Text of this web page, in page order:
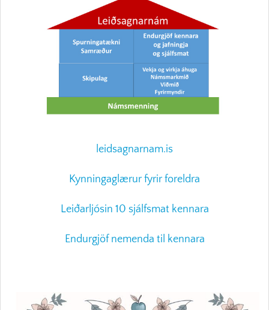
leidsagnarnam.is
Kynningaglærur fyrir foreldra
Leiðarljósin 10 sjálfsmat kennara
Endurgjöf nemenda til kennara